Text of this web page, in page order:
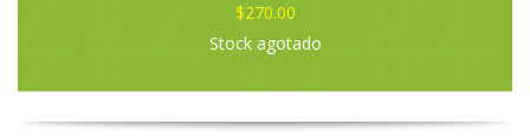
$270.00
Stock agotado